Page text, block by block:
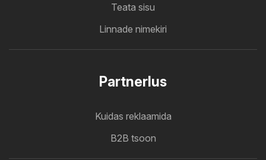
Teata sisu
Linnade nimekiri
Partnerlus
Kuidas reklaamida
B2B tsoon